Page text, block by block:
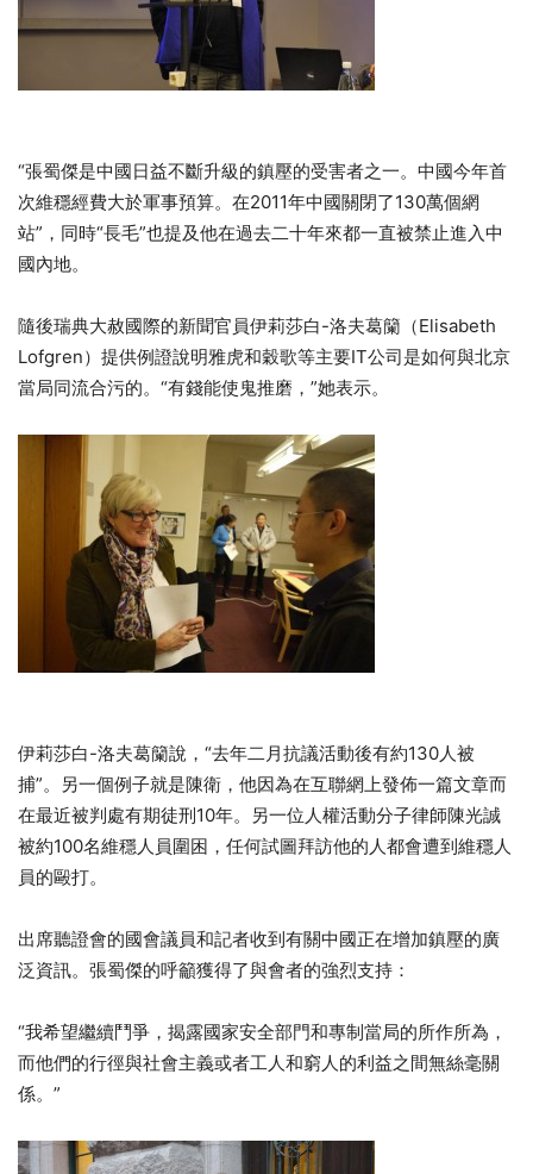
“張蜀傑是中國日益不斷升級的鎮壓的受害者之一。中國今年首
次維穩經費大於軍事預算。在2011年中國關閉了130萬個網
站”，同時“長毛”也提及他在過去二十年來都一直被禁止進入中
國內地。
隨後瑞典大赦國際的新聞官員伊莉莎白-洛夫葛籣（Elisabeth
Lofgren）提供例證說明雅虎和穀歌等主要IT公司是如何與北京
當局同流合污的。“有錢能使鬼推磨，”她表示。
伊莉莎白-洛夫葛籣說，“去年二月抗議活動後有約130人被
捕”。另一個例子就是陳衛，他因為在互聯網上發佈一篇文章而
在最近被判處有期徒刑10年。另一位人權活動分子律師陳光誠
被約100名維穩人員圍困，任何試圖拜訪他的人都會遭到維穩人
員的毆打。
出席聽證會的國會議員和記者收到有關中國正在增加鎮壓的廣
泛資訊。張蜀傑的呼籲獲得了與會者的強烈支持：
“我希望繼續鬥爭，揭露國家安全部門和專制當局的所作所為，
而他們的行徑與社會主義或者工人和窮人的利益之間無絲毫關
係。”